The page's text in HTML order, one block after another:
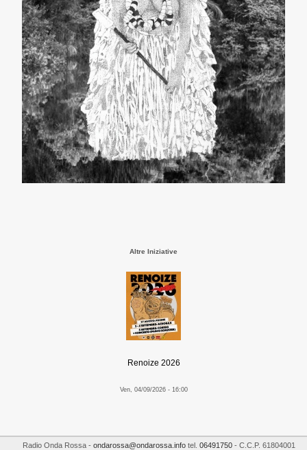
Altre Iniziative
Renoize 2026
Ven, 04/09/2026 - 16:00
Radio Onda Rossa- ondarossa@ondarossa.infotel. 06491750- C.C.P. 61804001